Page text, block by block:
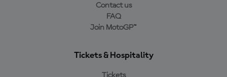
Contact us
FAQ
Join MotoGP™
Tickets & Hospitality